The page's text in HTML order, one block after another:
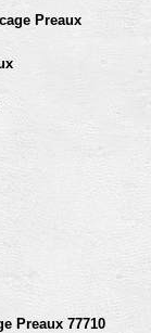
Preaux
Preaux 77710